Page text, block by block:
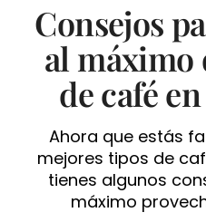
Consejos
al máximo
de café
Ahora que estás
mejores tipos de
tienes algunos
máximo